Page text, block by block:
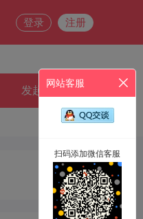
登录 注册
发起约会
网站客服
扫码添加微信客服